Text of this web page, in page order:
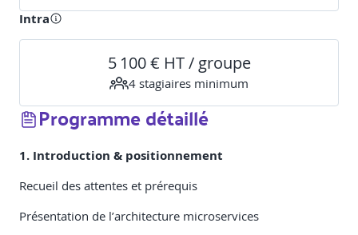
Intra
5 100 € HT / groupe
4 stagiaires minimum
Programme détaillé
1. Introduction & positionnement
Recueil des attentes et prérequis
Présentation de l’architecture microservices